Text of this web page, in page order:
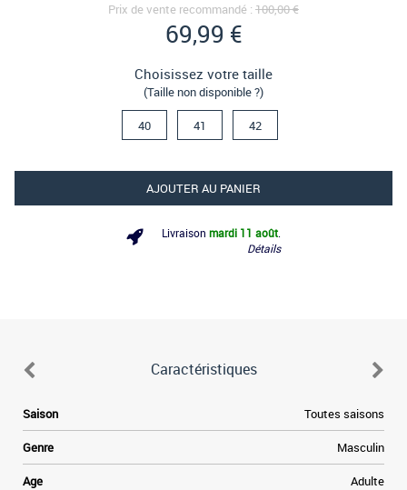
Prix de vente recommandé : 100,00 €
69,99 €
Choisissez votre taille
(Taille non disponible ?)
40 41 42
AJOUTER AU PANIER
Livraison mardi 11 août
Détails
Caractéristiques
Saison Toutes saisons
Genre Masculin
Age Adulte